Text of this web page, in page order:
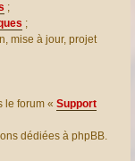
;
;
mise à jour, projet
le forum « Support
dédiées à phpBB.